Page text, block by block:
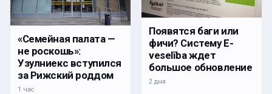
«Семейная палата —
не роскошь»:
Узулниекс вступился
за Рижский роддом
1 час
Появятся баги или
фичи? Систему E-
veselība ждет
большое обновление
2 дня